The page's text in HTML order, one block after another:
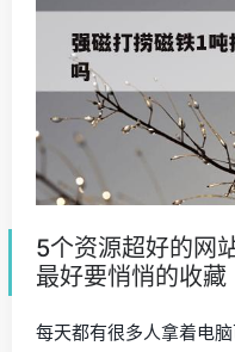
5个资源超好的网
最好要悄悄的收藏
每天都有很多人拿着电